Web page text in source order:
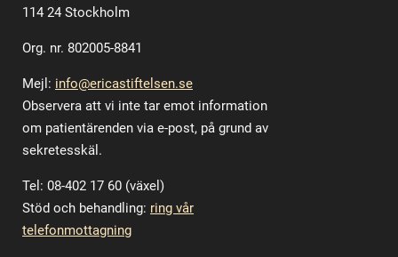
114 24 Stockholm
Org. nr. 802005-8841
Mejl: info@ericastiftelsen.se
Observera att vi inte tar emot information
om patientärenden via e-post, på grund av
sekretesskäl.
Tel: 08-402 17 60 (växel)
Stöd och behandling: ring vår
telefonmottagning